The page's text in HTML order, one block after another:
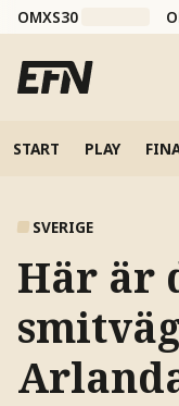
OMXS30
START PLAY
SVERIGE
Här är